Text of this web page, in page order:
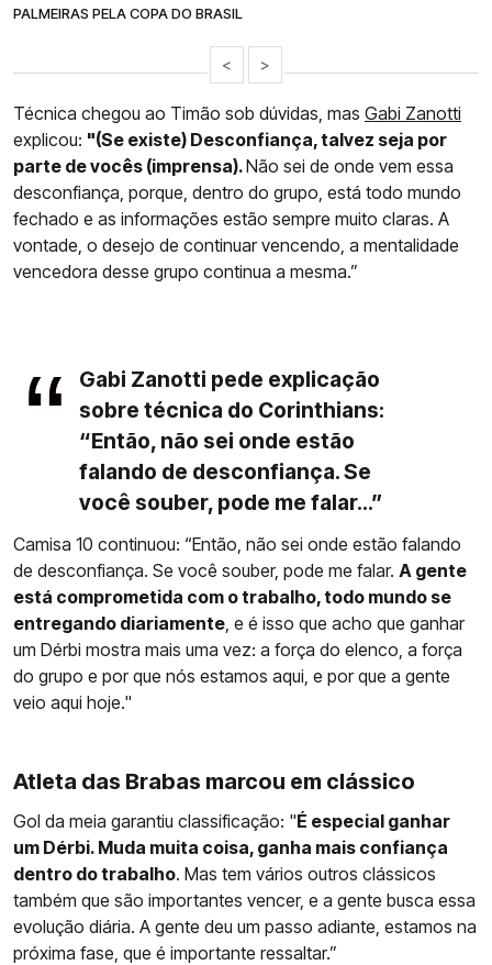
PALMEIRAS PELA COPA DO BRASIL
< >
Técnica chegou ao Timão sob dúvidas, mas Gabi Zanotti
explicou: "(Se existe) Desconfiança, talvez seja por
parte de vocês (imprensa).Não sei de onde vem essa
desconfiança, porque, dentro do grupo, está todo mundo
fechado e as informações estão sempre muito claras. A
vontade, o desejo de continuar vencendo, a mentalidade
vencedora desse grupo continua a mesma.”
Gabi Zanotti pede explicação
sobre técnica do Corinthians:
“Então, não sei onde estão
falando de desconfiança. Se
você souber, pode me falar...”
Camisa 10 continuou: “Então, não sei onde estão falando
de desconfiança. Se você souber, pode me falar. A gente
está comprometida com o trabalho, todo mundo se
entregando diariamente , e é isso que acho que ganhar
um Dérbi mostra mais uma vez: a força do elenco, a força
do grupo e por que nós estamos aqui, e por que a gente
veio aqui hoje."
Atleta das Brabas marcou em clássico
Gol da meia garantiu classificação: "É especial ganhar
um Dérbi. Muda muita coisa, ganha mais confiança
dentro do trabalho. Mas tem vários outros clássicos
também que são importantes vencer, e a gente busca essa
evolução diária. A gente deu um passo adiante, estamos na
próxima fase, que é importante ressaltar.”